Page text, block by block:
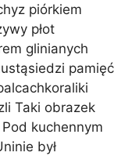
piórkiem
płot
glinianych
pamięć
Taki obrazek
kuchennym
był